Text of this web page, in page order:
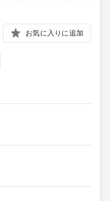
お気に入りに追加